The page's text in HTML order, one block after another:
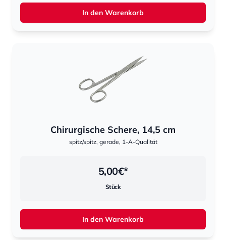
In den Warenkorb
Chirurgische Schere, 14,5 cm
spitz/spitz, gerade, 1-A-Qualität
5,00€*
Stück
In den Warenkorb